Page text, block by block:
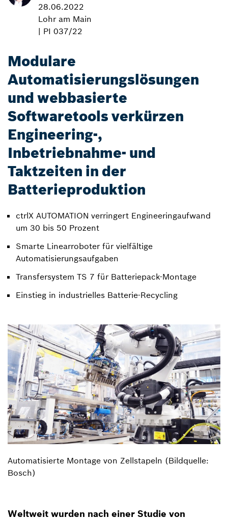
28.06.2022
Lohr am Main
| PI 037/22
Modulare
Automatisierungslösungen
und webbasierte
Softwaretools verkürzen
Engineering-,
Inbetriebnahme- und
Taktzeiten in der
Batterieproduktion
ctrlX AUTOMATION verringert Engineeringaufwand
um 30 bis 50 Prozent
Smarte Linearroboter für vielfältige
Automatisierungsaufgaben
Transfersystem TS 7 für Batteriepack-Montage
Einstieg in industrielles Batterie-Recycling
Automatisierte Montage von Zellstapeln (Bildquelle:
Bosch)
Weltweit wurden nach einer Studie von